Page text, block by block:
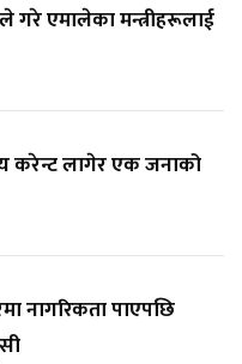
गरे एमालेका मन्त्रीहरूलाई
करेन्ट लागेर एक जनाको
नागरिकता पाएपछि